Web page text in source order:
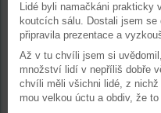
Lidé byli namačkáni prakticky
koutcích sálu. Dostali jsem
připravila prezentace a
Až v tu chvíli jsem si
množství lidí v nepříliš dobře
chvíli měli všichni lidé, z
mou velkou úctu a obdiv, že